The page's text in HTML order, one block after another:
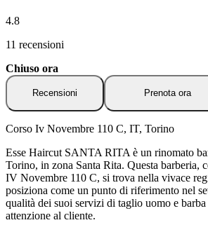
4.8
11 recensioni
Chiuso ora
Recensioni Prenota ora
Corso Iv Novembre 110 C, IT, Torino
Esse Haircut SANTA RITA è un rinomato
Torino, in zona Santa Rita. Questa barberia,
IV Novembre 110 C, si trova nella vivace
posiziona come un punto di riferimento nel
qualità dei suoi servizi di taglio uomo e
attenzione al cliente.